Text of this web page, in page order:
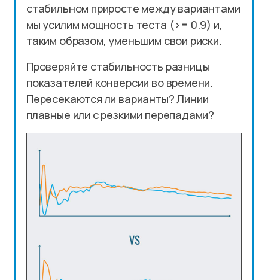
стабильном приросте между вариантами
мы усилим мощность теста (>= 0.9) и,
таким образом, уменьшим свои риски.
Проверяйте стабильность разницы
показателей конверсии во времени.
Пересекаются ли варианты? Линии
плавные или с резкими перепадами?